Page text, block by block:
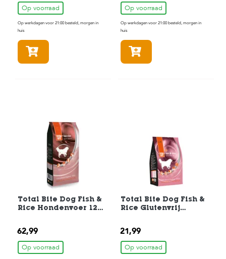
Op voorraad
Op werkdagen voor 21:00 besteld, morgen in
huis
Op voorraad
Op werkdagen voor 21:00 besteld, morgen in
huis
Total Bite Dog Fish &
Rice Hondenvoer 12
62,99
Op voorraad
Total Bite Dog Fish &
Rice Glutenvrij
21,99
Op voorraad